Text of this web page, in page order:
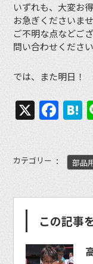
いずれも、大変お
お急ぎくださいませ
ご不明な点などご
問い合わせくださ
では、また明日！
X
カテゴリー 部品
この記事